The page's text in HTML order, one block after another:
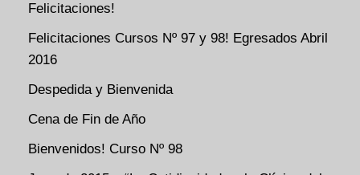
Felicitaciones!
Felicitaciones Cursos Nº 97 y 98! Egresados Abril
2016
Despedida y Bienvenida
Cena de Fin de Año
Bienvenidos! Curso Nº 98